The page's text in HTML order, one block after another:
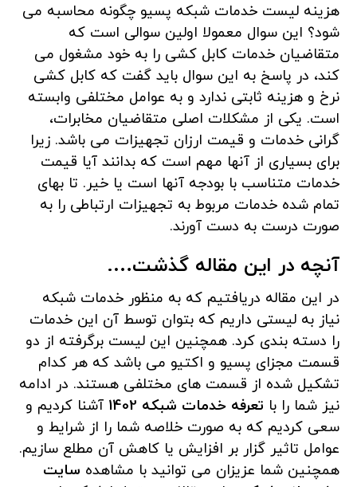
هزینه لیست خدمات شبکه پسیو چگونه محاسبه می
شود؟ این سوال معمولا اولین سوالی است که
متقاضیان خدمات کابل کشی را به خود مشغول می
کند، در پاسخ به این سوال باید گفت که کابل کشی
نرخ و هزینه ثابتی ندارد و به عوامل مختلفی وابسته
است. یکی از مشکلات اصلی متقاضیان مخابرات،
گرانی خدمات و قیمت ارزان تجهیزات می باشد. زیرا
برای بسیاری از آنها مهم است که بدانند آیا قیمت
خدمات متناسب با بودجه آنها است یا خیر. تا بهای
تمام شده خدمات مربوط به تجهیزات ارتباطی را به
صورت درست به دست آورند.
آنچه در این مقاله گذشت….
در این مقاله دریافتیم که به منظور خدمات شبکه
نیاز به لیستی داریم که بتوان توسط آن این خدمات
را دسته بندی کرد. همچنین این لیست برگرفته از دو
قسمت مجزای پسیو و اکتیو می باشد که هر کدام
تشکیل شده از قسمت های مختلفی هستند. در ادامه
نیز شما را با تعرفه خدمات شبکه 1402
آشنا کردیم و
سعی کردیم که به صورت خلاصه شما را از شرایط و
عوامل تاثیر گزار بر افزایش یا کاهش آن مطلع سازیم.
همچنین شما عزیزان می توانید با مشاهده سایت